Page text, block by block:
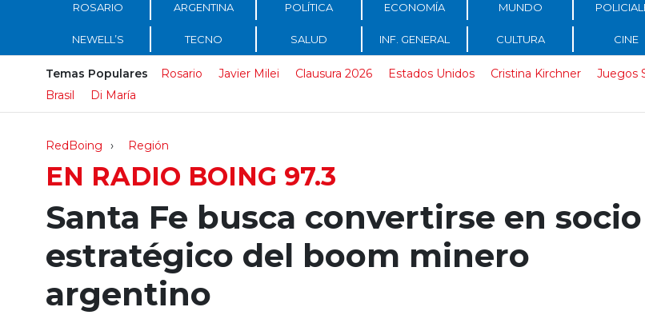
ROSARIO ARGENTINA POLÍTICA ECONOMÍA MUNDO
NEWELL’S TECNO SALUD INF. GENERAL CULTURA CINE
Temas Populares Rosario Javier Milei Clausura 2026 Estados Unidos Cristina Kirchner Juegos
Brasil
Di María
RedBoing Región
EN RADIO BOING 97.3
Santa Fe busca convertirse en socio
estratégico del boom minero
argentino